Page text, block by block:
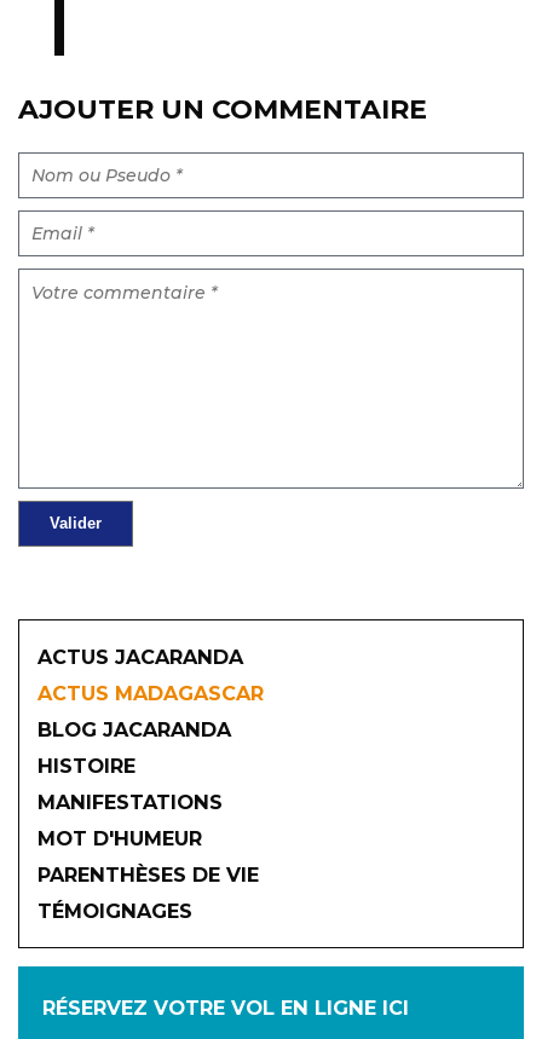
AJOUTER UN COMMENTAIRE
ACTUS JACARANDA
ACTUS MADAGASCAR
BLOG JACARANDA
HISTOIRE
MANIFESTATIONS
MOT D'HUMEUR
PARENTHÈSES DE VIE
TÉMOIGNAGES
RÉSERVEZ VOTRE VOL EN LIGNE ICI
JANVIER
AVRIL MAI JUIN
JUILLET AOÛT SEPTEMBRE